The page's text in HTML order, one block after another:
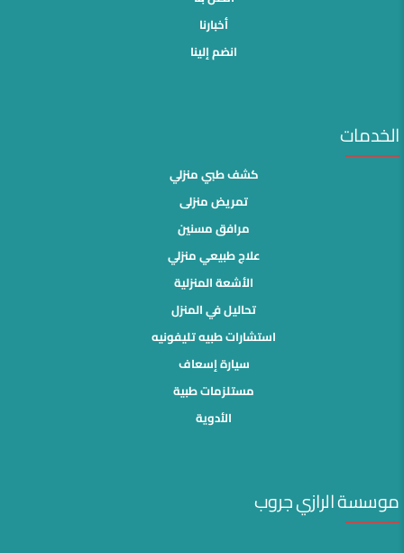
أخبارنا
انضم إلينا
الخدمات
كشف طبي منزلي
تمريض منزلى
مرافق مسنين
علاج طبيعي منزلي
الأشعة المنزلية
تحاليل في المنزل
استشارات طبيه تليفونيه
سيارة إسعاف
مستلزمات طبية
الأدوية
موسسة الرازي جروب